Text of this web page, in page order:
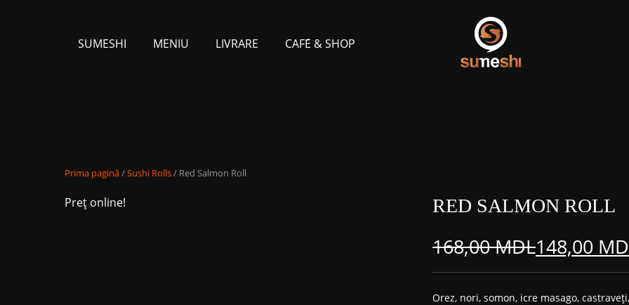
SUMESHI MENIU LIVRARE CAFЕ́ & SHOP
Prima pagină/Sushi Rolls/ Red Salmon Roll
Preț online! RED SALMON ROLL
168,00MDL
Prețul
inițial
148,00
Prețul
curent
Orez, nori, somon, icre masago,